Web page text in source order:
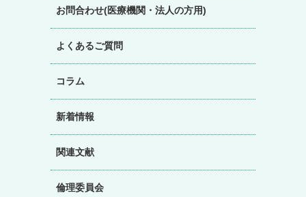
お問合わせ(医療機関・法人の方用)
よくあるご質問
コラム
新着情報
関連文献
倫理委員会